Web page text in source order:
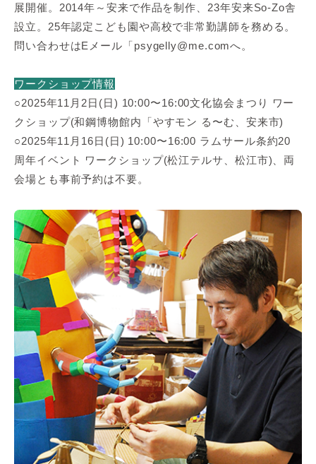
展開催。2014年～安来で作品を制作、23年安来So-Zo舎
設立。25年認定こども園や高校で非常勤講師を務める。
問い合わせはEメール「psygelly@me.comへ。
ワークショップ情報
○2025年11月2日(日) 10:00〜16:00文化協会まつり ワー
クショップ(和鋼博物館内「やすモン る〜む、安来市)
○2025年11月16日(日) 10:00〜16:00 ラムサール条約20
周年イベント ワークショップ(松江テルサ、松江市)、両
会場とも事前予約は不要。